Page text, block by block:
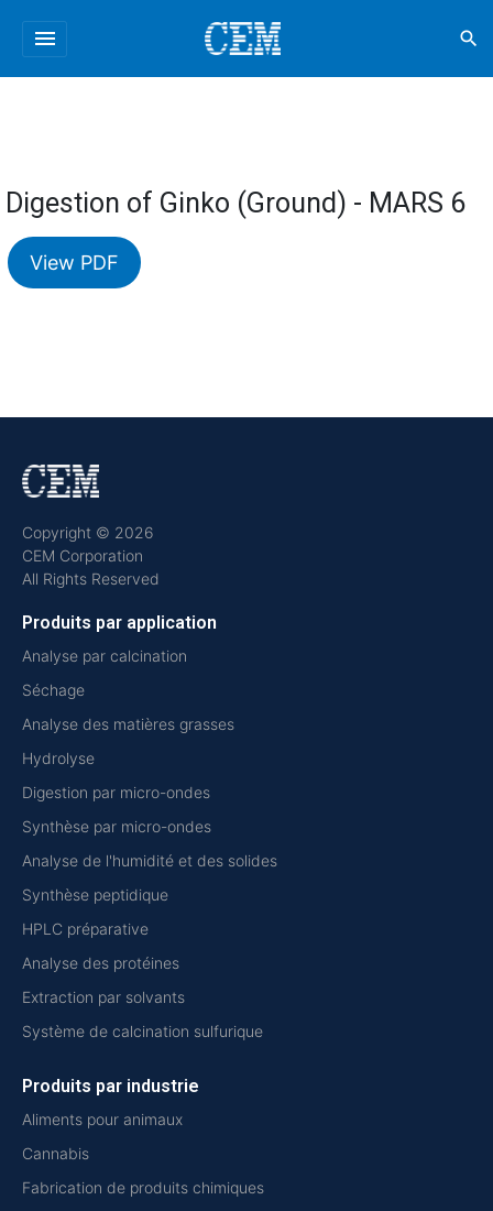
menu search
Digestion of Ginko (Ground) - MARS 6
View PDF
Copyright © 2026
CEM Corporation
All Rights Reserved
Produits par application
Analyse par calcination
Séchage
Analyse des matières grasses
Hydrolyse
Digestion par micro-ondes
Synthèse par micro-ondes
Analyse de l'humidité et des solides
Synthèse peptidique
HPLC préparative
Analyse des protéines
Extraction par solvants
Système de calcination sulfurique
Produits par industrie
Aliments pour animaux
Cannabis
Fabrication de produits chimiques